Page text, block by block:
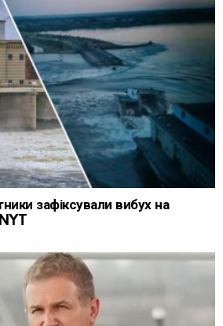
зафіксували вибух на